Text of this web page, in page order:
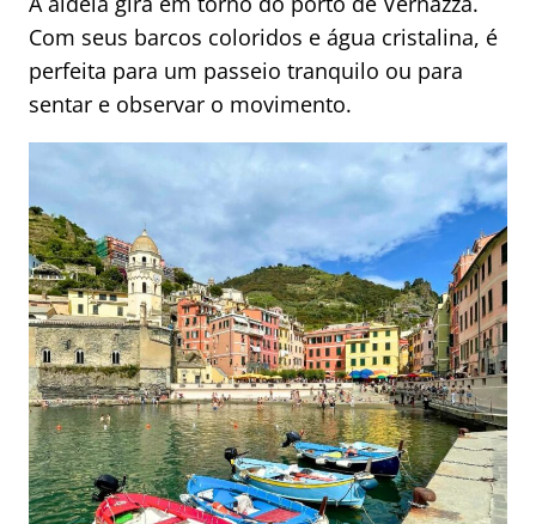
Com seus barcos coloridos e água cristalina, é
perfeita para um passeio tranquilo ou para
sentar e observar o movimento.